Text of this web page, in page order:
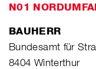
N01
BAUHERR
Bundesamt für
8404 Winterthur